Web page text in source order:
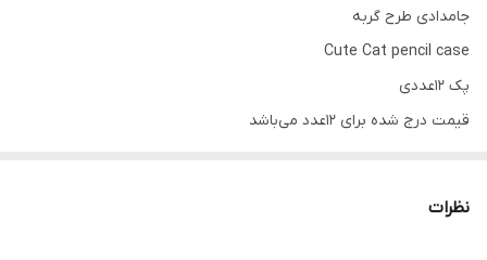
جامدادی طرح گربه
Cute Cat pencil case
پک ۱۲عددی
قیمت درج شده برای ۱۲عدد می‌باشد
نظرات